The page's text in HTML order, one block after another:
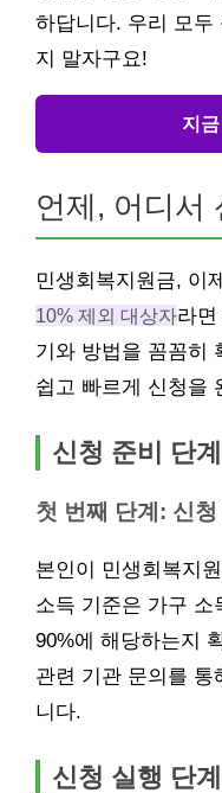
하답니다. 우리 모두
지 말자구요!
지
언제, 어디서
민생회복지원금, 이
10% 제외 대상자라
기와 방법을 꼼꼼히
쉽고 빠르게 신청을
신청 준비 단계
첫 번째 단계: 신
본인이 민생회복지
소득 기준은 가구 소
90%에 해당하는지
관련 기관 문의를
니다.
신청 실행 단계